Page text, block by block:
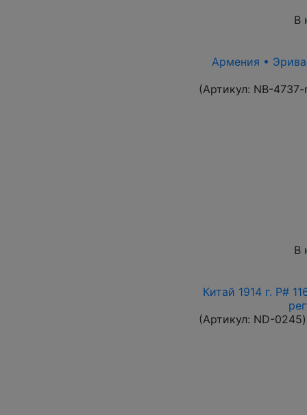
В
Армения •
(Артикул: NB-4737-
В
Китай 1914 г. P#
(Артикул: ND-0245)